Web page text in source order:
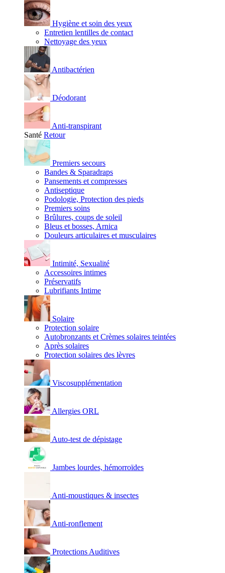
Hygiène et soin des yeux
Entretien lentilles de contact
Nettoyage des yeux
Antibactérien
Déodorant
Anti-transpirant
Santé Retour
Premiers secours
Bandes & Sparadraps
Pansements et compresses
Antiseptique
Podologie, Protection des pieds
Premiers soins
Brûlures, coups de soleil
Bleus et bosses, Arnica
Douleurs articulaires et musculaires
Intimité, Sexualité
Accessoires intimes
Préservatifs
Lubrifiants Intime
Solaire
Protection solaire
Autobronzants et Crèmes solaires teintées
Après solaires
Protection solaires des lèvres
Viscosupplémentation
Allergies ORL
Auto-test de dépistage
Jambes lourdes, hémorroïdes
Anti-moustiques & insectes
Anti-ronflement
Protections Auditives